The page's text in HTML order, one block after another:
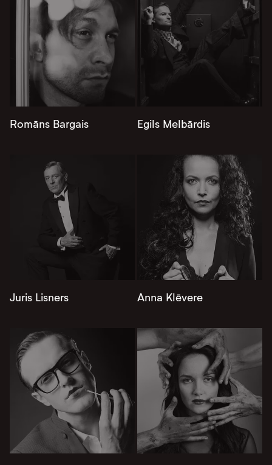
Romāns Bargais Egils Melbārdis
Juris Lisners Anna Klēvere